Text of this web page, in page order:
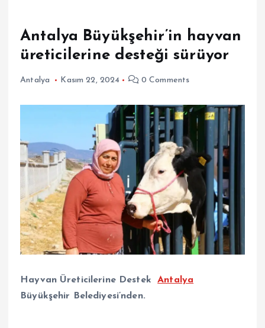
Antalya Büyükşehir’in hayvan
üreticilerine desteği sürüyor
Antalya Kasım 22, 2024 0 Comments
Hayvan Üreticilerine DestekAntalya
Büyükşehir Belediyesi’nden.